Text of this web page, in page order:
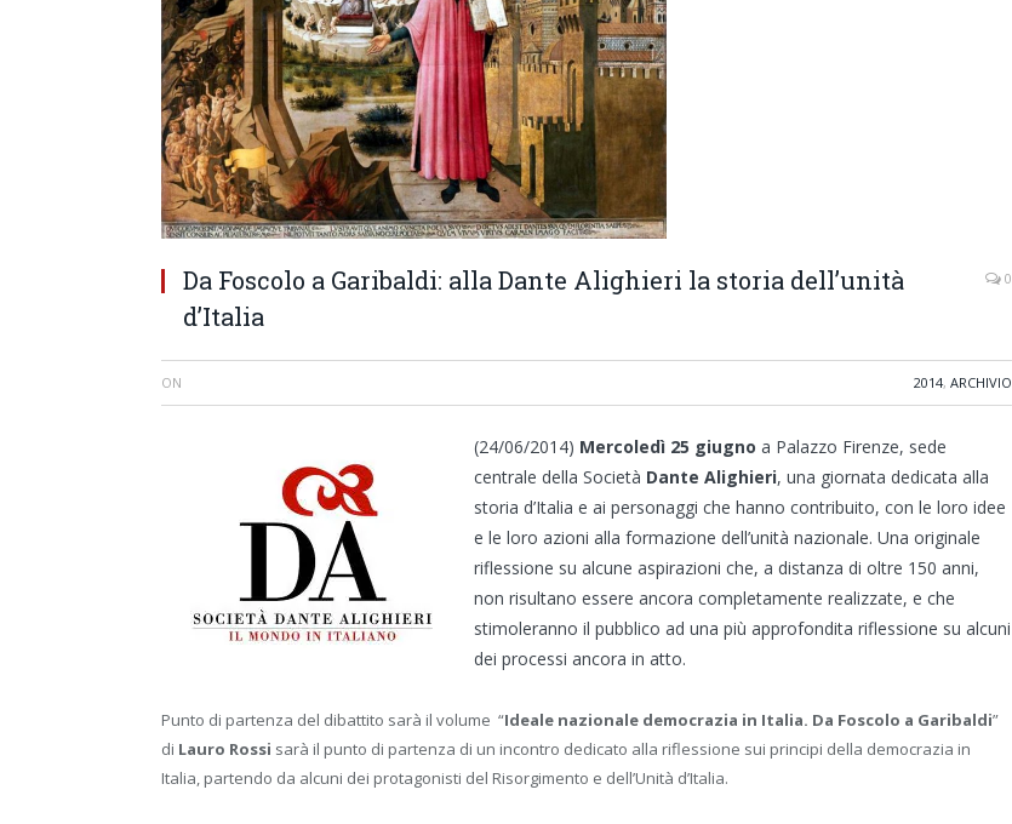
Da Foscolo a Garibaldi: alla Dante Alighieri la storia dell’unità
d’Italia
0
ON 2014, ARCHIVIO
(24/06/2014) Mercoledì 25 giugno a Palazzo Firenze, sede
centrale della Società Dante Alighieri, una giornata dedicata alla
storia d’Italia e ai personaggi che hanno contribuito, con le loro idee
e le loro azioni alla formazione dell’unità nazionale. Una originale
riflessione su alcune aspirazioni che, a distanza di oltre 150 anni,
non risultano essere ancora completamente realizzate, e che
stimoleranno il pubblico ad una più approfondita riflessione su alcuni
dei processi ancora in atto.
Punto di partenza del dibattito sarà il volume “Ideale nazionale democrazia in Italia. Da Foscolo a Garibaldi”
di Lauro Rossi sarà il punto di partenza di un incontro dedicato alla riflessione sui principi della democrazia in
Italia, partendo da alcuni dei protagonisti del Risorgimento e dell’Unità d’Italia.